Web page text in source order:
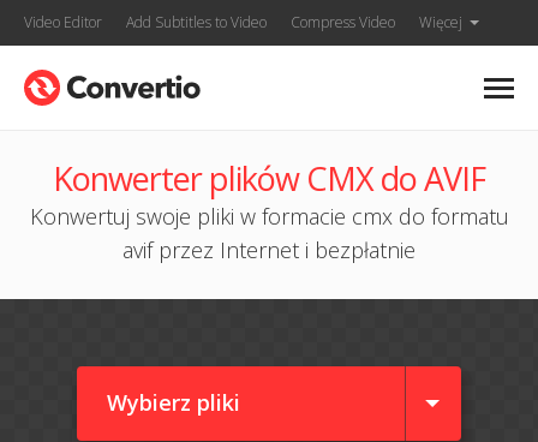
Video Editor Add Subtitles to Video Compress Video Więcej
Konwerter plików CMX do AVIF
Konwertuj swoje pliki w formacie cmx do formatu
avif przez Internet i bezpłatnie
Wybierz pliki